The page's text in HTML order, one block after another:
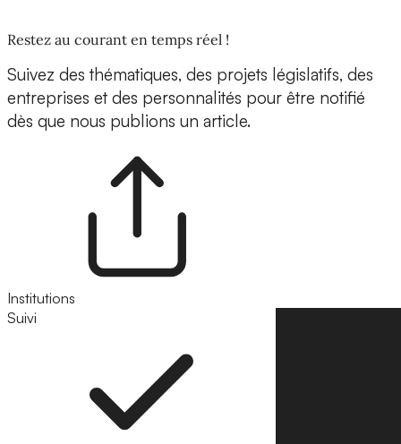
Restez au courant en temps réel !
Suivez des thématiques, des projets législatifs, des
entreprises et des personnalités pour être notifié
dès que nous publions un article.
Institutions
Suivi